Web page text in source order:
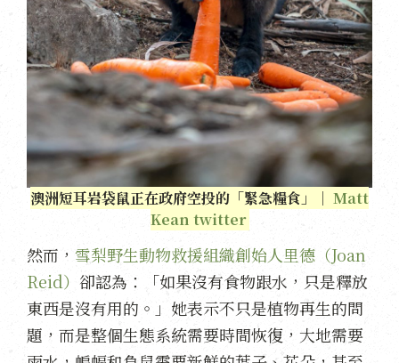
澳洲短耳岩袋鼠正在政府空投的「緊急糧食」｜ Matt
Kean twitter
然而， 雪梨野生動物救援組織創始人里德（Joan
Reid） 卻認為：「如果沒有食物跟水，只是釋放
東西是沒有用的。」她表示不只是植物再生的問
題，而是整個生態系統需要時間恢復，大地需要